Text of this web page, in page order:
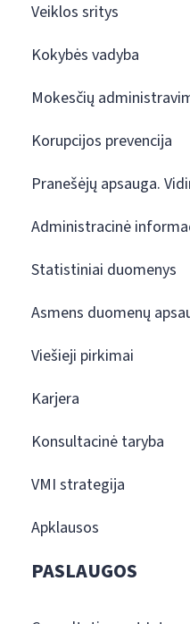
Veiklos sritys
Kokybės vadyba
Mokesčių
Korupcijos prevencija
Pranešėjų apsauga.
Administracinė
Statistiniai duomenys
Asmens duomenų
Viešieji pirkimai
Karjera
Konsultacinė taryba
VMI strategija
Apklausos
PASLAUGOS